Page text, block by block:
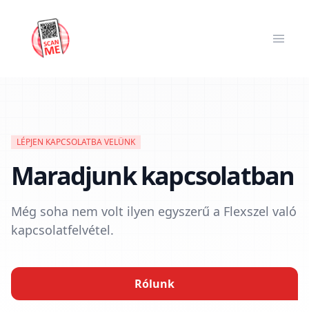
LÉPJEN KAPCSOLATBA VELÜNK
Maradjunk kapcsolatban
Még soha nem volt ilyen egyszerű a Flexszel való
kapcsolatfelvétel.
Rólunk